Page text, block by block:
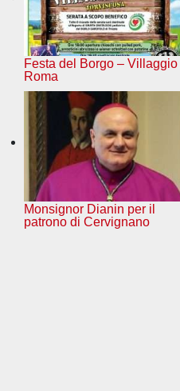
Festa del Borgo – Villaggio
Roma
Monsignor Dianin per il
patrono di Cervignano
nuovi voli per la
Sardegna
07
2026